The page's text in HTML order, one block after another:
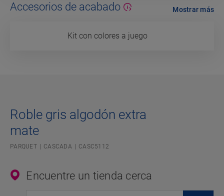
Accesorios de acabado
Kit con colores a juego
Mostrar más
Roble gris algodón extra
mate
PARQUET CASCADA CASC5112
Encuentre un tienda cerca